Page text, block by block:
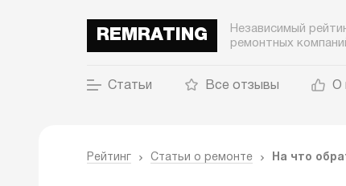
REMRATING
Независимый
ремонтных
Статьи Все отзывы О
Рейтинг Статьи о ремонте На что